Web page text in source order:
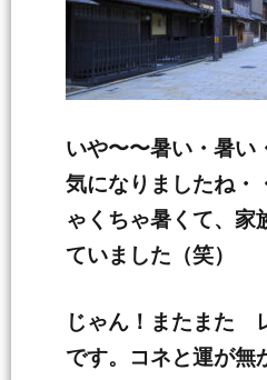
いや〜〜暑い・暑い
気になりましたね・
ゃくちゃ暑くて、家
ていました（笑）
じゃん！またまた
です。コネと運が無